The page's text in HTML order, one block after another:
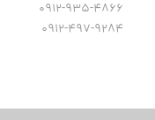
0912-935-4866
​​​​​​​0912-497-9284